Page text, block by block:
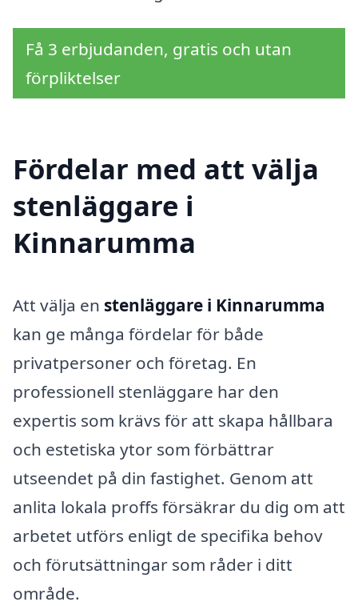
Få 3 erbjudanden, gratis och utan
förpliktelser
Fördelar med att välja
stenläggare i
Kinnarumma
Att välja en stenläggare i Kinnarumma
kan ge många fördelar för både
privatpersoner och företag. En
professionell stenläggare har den
expertis som krävs för att skapa hållbara
och estetiska ytor som förbättrar
utseendet på din fastighet. Genom att
anlita lokala proffs försäkrar du dig om att
arbetet utförs enligt de specifika behov
och förutsättningar som råder i ditt
område.